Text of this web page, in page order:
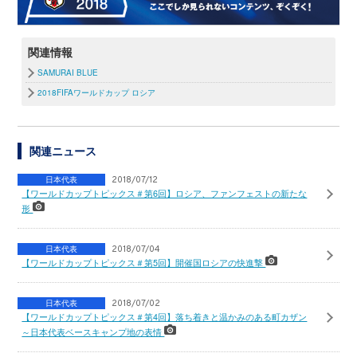
関連情報
SAMURAI BLUE
2018FIFAワールドカップ ロシア
関連ニュース
日本代表 2018/07/12
【ワールドカップトピックス＃第6回】ロシア、ファンフェストの新たな
形
日本代表 2018/07/04
【ワールドカップトピックス＃第5回】開催国ロシアの快進撃
日本代表 2018/07/02
【ワールドカップトピックス＃第4回】落ち着きと温かみのある町カザン
～日本代表ベースキャンプ地の表情